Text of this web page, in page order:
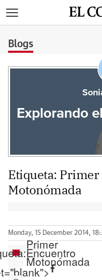
Blogs
Explorando
Etiqueta: Primer
Motonómada
Monday, 15 December 2014,
Primer
Encuentro
Motonómada